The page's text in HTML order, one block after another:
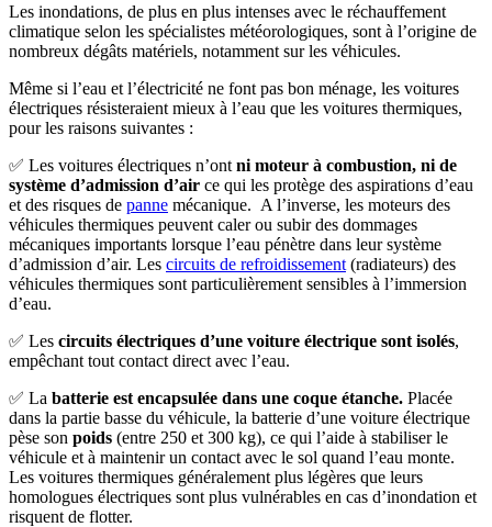
Les inondations, de plus en plus intenses avec le réchauffement
climatique selon les spécialistes météorologiques, sont à l’origine de
nombreux dégâts matériels, notamment sur les véhicules.
Même si l’eau et l’électricité ne font pas bon ménage, les voitures
électriques résisteraient mieux à l’eau que les voitures thermiques,
pour les raisons suivantes :
✅ Les voitures électriques n’ont ni moteur à combustion, ni de
système d’admission d’air ce qui les protège des aspirations d’eau
et des risques de panne mécanique. A l’inverse, les moteurs des
véhicules thermiques peuvent caler ou subir des dommages
mécaniques importants lorsque l’eau pénètre dans leur système
d’admission d’air. Les circuits de refroidissement (radiateurs) des
véhicules thermiques sont particulièrement sensibles à l’immersion
d’eau.
✅ Les circuits électriques d’une voiture électrique sont isolés,
empêchant tout contact direct avec l’eau.
✅ La batterie est encapsulée dans une coque étanche. Placée
dans la partie basse du véhicule, la batterie d’une voiture électrique
pèse son poids (entre 250 et 300 kg), ce qui l’aide à stabiliser le
véhicule et à maintenir un contact avec le sol quand l’eau monte.
Les voitures thermiques généralement plus légères que leurs
homologues électriques sont plus vulnérables en cas d’inondation et
risquent de flotter.